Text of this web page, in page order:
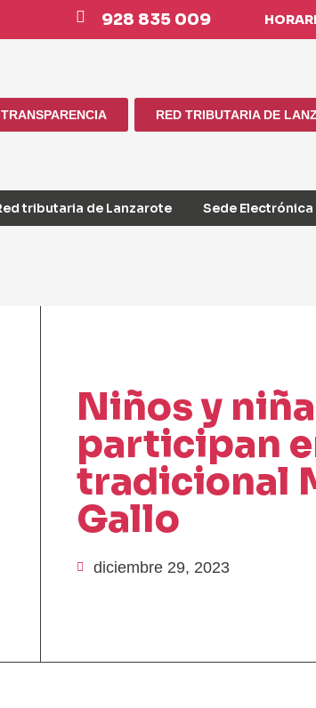
928 835 009
RED TRIBUTARIA DE
tributaria de Lanzarote Sede Electrónica
Niños y
participan
tradicional
Gallo
diciembre 29, 2023